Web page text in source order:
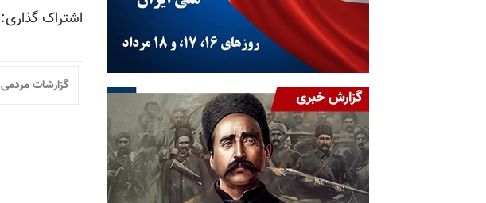
اشتراک گذاری:
گزارشات مردمی